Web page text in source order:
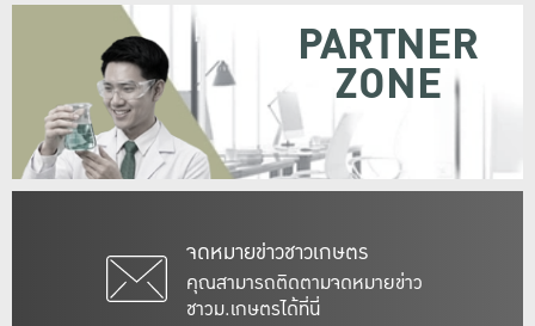
จดหมายข่าวชาวเกษตร
คุณสามารถติดตามจดหมายข่าว
ชาวม.เกษตรได้ที่นี่
PARTNER
ZONE